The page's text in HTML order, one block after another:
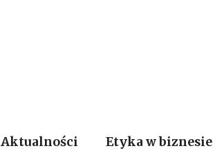
Aktualności Etyka w biznesie